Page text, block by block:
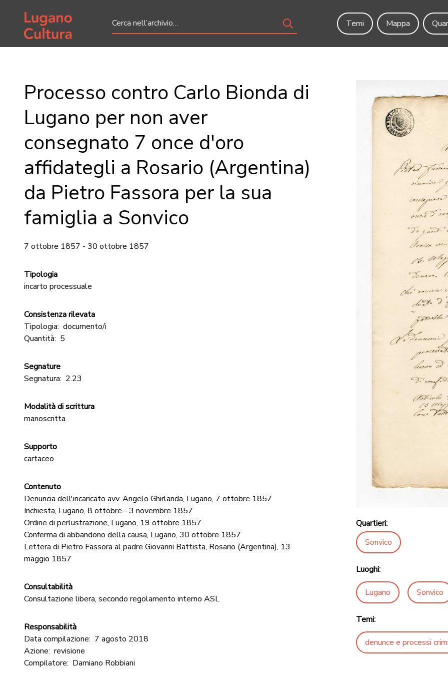
Home page
Temi
Mappa
Processo contro Carlo Bionda di
Lugano per non aver
consegnato 7 once d'oro
affidategli a Rosario (Argentina)
da Pietro Fassora per la sua
famiglia a Sonvico
7 ottobre 1857 - 30 ottobre 1857
Tipologia
incarto processuale
Consistenza rilevata
Tipologia: documento/i
Quantità: 5
Segnature
Segnatura: 2.23
Modalità di scrittura
manoscritta
Supporto
cartaceo
Contenuto
Denuncia dell'incaricato avv. Angelo Ghirlanda, Lugano, 7 ottobre 1857
Inchiesta, Lugano, 8 ottobre - 3 novembre 1857
Ordine di perlustrazione, Lugano, 19 ottobre 1857
Conferma di abbandono della causa, Lugano, 30 ottobre 1857
Lettera di Pietro Fassora al padre Giovanni Battista, Rosario (Argentina), 13
maggio 1857
Consultabilità
Consultazione libera, secondo regolamento interno ASL
Responsabilità
Data compilazione: 7 agosto 2018
Azione: revisione
Compilatore: Damiano Robbiani
Quartieri:
Sonvico
Luoghi:
Lugano Sonvico
Temi:
denunce e processi